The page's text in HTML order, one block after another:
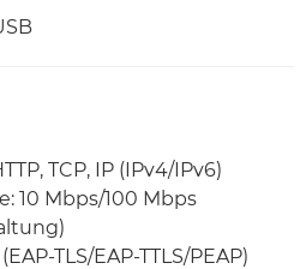
TCP, IP (IPv4/IPv6)
10 Mbps/100 Mbps
TLS/EAP-TTLS/PEAP)